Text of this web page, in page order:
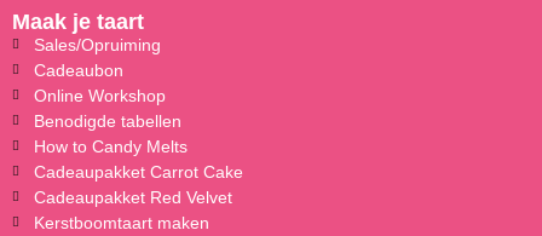
Maak je taart
Sales/Opruiming
Cadeaubon
Online Workshop
Benodigde tabellen
How to Candy Melts
Cadeaupakket Carrot Cake
Cadeaupakket Red Velvet
Kerstboomtaart maken